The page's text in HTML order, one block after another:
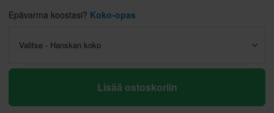
Epävarma koostasi? Koko-opas
Valitse - Hanskan koko
Lisää ostoskoriin